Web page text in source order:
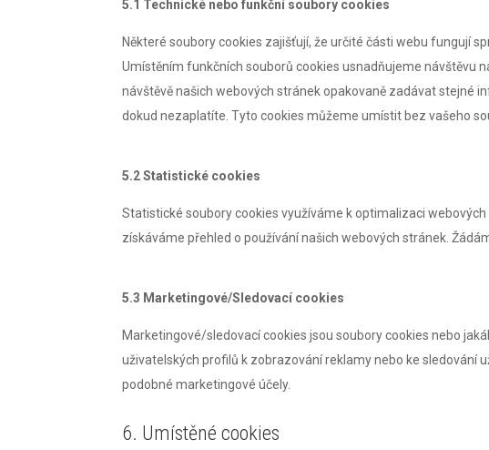
5.1 Technické nebo funkční soubory cookies
Některé soubory cookies zajišťují, že určité části webu fungují
Umístěním funkčních souborů cookies usnadňujeme návštěvu
návštěvě našich webových stránek opakovaně zadávat stejné
dokud nezaplatíte. Tyto cookies můžeme umístit bez vašeho
5.2 Statistické cookies
Statistické soubory cookies využíváme k optimalizaci
získáváme přehled o používání našich webových stránek.
5.3 Marketingové/Sledovací cookies
Marketingové/sledovací cookies jsou soubory cookies nebo
uživatelských profilů k zobrazování reklamy nebo ke sledování
podobné marketingové účely.
6. Umístěné cookies